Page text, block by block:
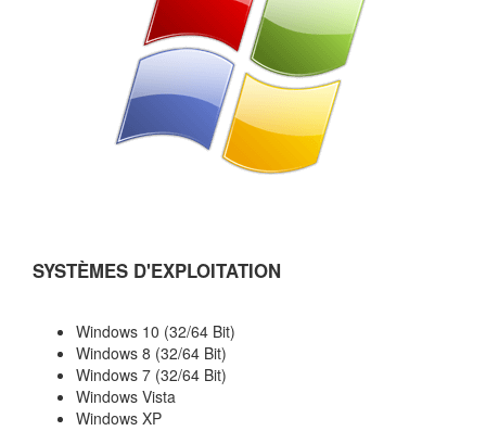
SYSTÈMES D'EXPLOITATION
Windows 10 (32/64 Bit)
Windows 8 (32/64 Bit)
Windows 7 (32/64 Bit)
Windows Vista
Windows XP